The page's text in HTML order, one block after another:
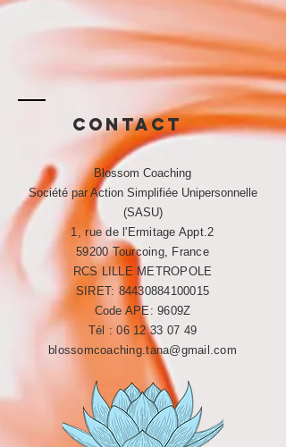
Contact
Blossom Coaching
Société par Action Simplifiée Unipersonnelle
(SASU)
1, rue de l'Ermitage Appt.2
59200 Tourcoing, France
RCS LILLE METROPOLE​​
SIRET: 84430884100015
Code APE: 9609Z
Tél :06 12 33 07 49
blossomcoaching.tana@gmail.com